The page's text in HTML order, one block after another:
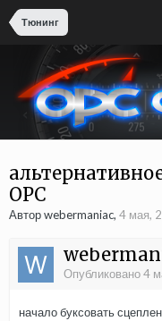
Тюнинг
ОРС
Автор webermaniac, 4 мая,
Опубликовано4
начало буксовать